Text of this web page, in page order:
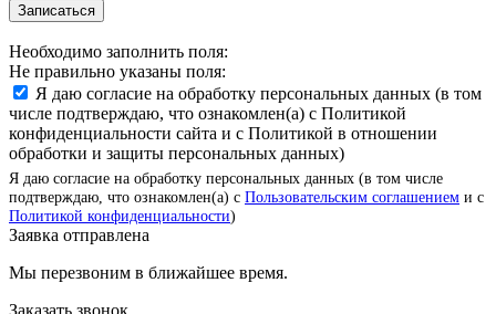
Записаться
Необходимо заполнить поля:
Не правильно указаны поля:
Я даю согласие на обработку персональных данных (в том
числе подтверждаю, что ознакомлен(а) с Политикой
конфиденциальности сайта и с Политикой в отношении
обработки и защиты персональных данных)
Я даю согласие на обработку персональных данных (в том числе
подтверждаю, что ознакомлен(а) с Пользовательским соглашением и с
Политикой конфиденциальности)
Заявка отправлена
Мы перезвоним в ближайшее время.
Заказать звонок